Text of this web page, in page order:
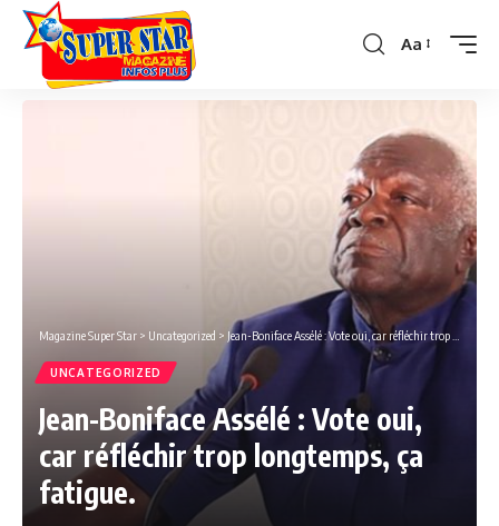
Font
Aa
Magazine Super Star > Uncategorized > Jean-Boniface Assélé : Vote oui, car réfléchir trop longtemps, ça fatigue.
UNCATEGORIZED
Jean-Boniface Assélé : Vote oui,
car réfléchir trop longtemps, ça
fatigue.